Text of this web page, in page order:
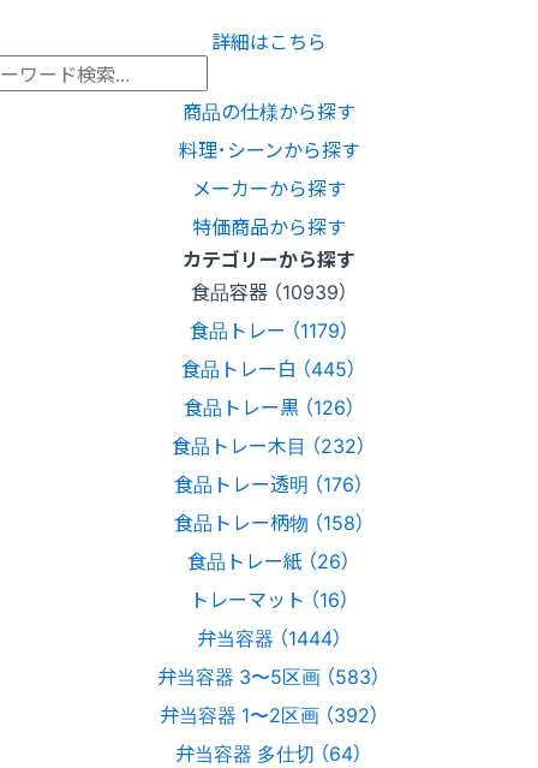
詳細はこちら
商品の仕様から探す
料理･シーンから探す
メーカーから探す
特価商品から探す
カテゴリーから探す
食品容器 （10939）
食品トレー （1179）
食品トレー白 （445）
食品トレー黒 （126）
食品トレー木目 （232）
食品トレー透明 （176）
食品トレー柄物 （158）
食品トレー紙 （26）
トレーマット （16）
弁当容器 （1444）
弁当容器 3〜5区画 （583）
弁当容器 1〜2区画 （392）
弁当容器 多仕切 （64）